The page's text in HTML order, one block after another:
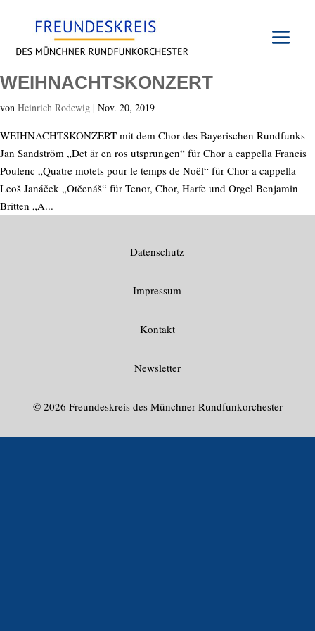
WEIHNACHTSKONZERT
von Heinrich Rodewig | Nov. 20, 2019
WEIHNACHTSKONZERT mit dem Chor des Bayerischen Rundfunks
Jan Sandström „Det är en ros utsprungen“ für Chor a cappella Francis
Poulenc „Quatre motets pour le temps de Noël“ für Chor a cappella
Leoš Janáček „Otčenáš“ für Tenor, Chor, Harfe und Orgel Benjamin
Britten „A...
Datenschutz
Impressum
Kontakt
Newsletter
© 2026 Freundeskreis des Münchner Rundfunkorchester